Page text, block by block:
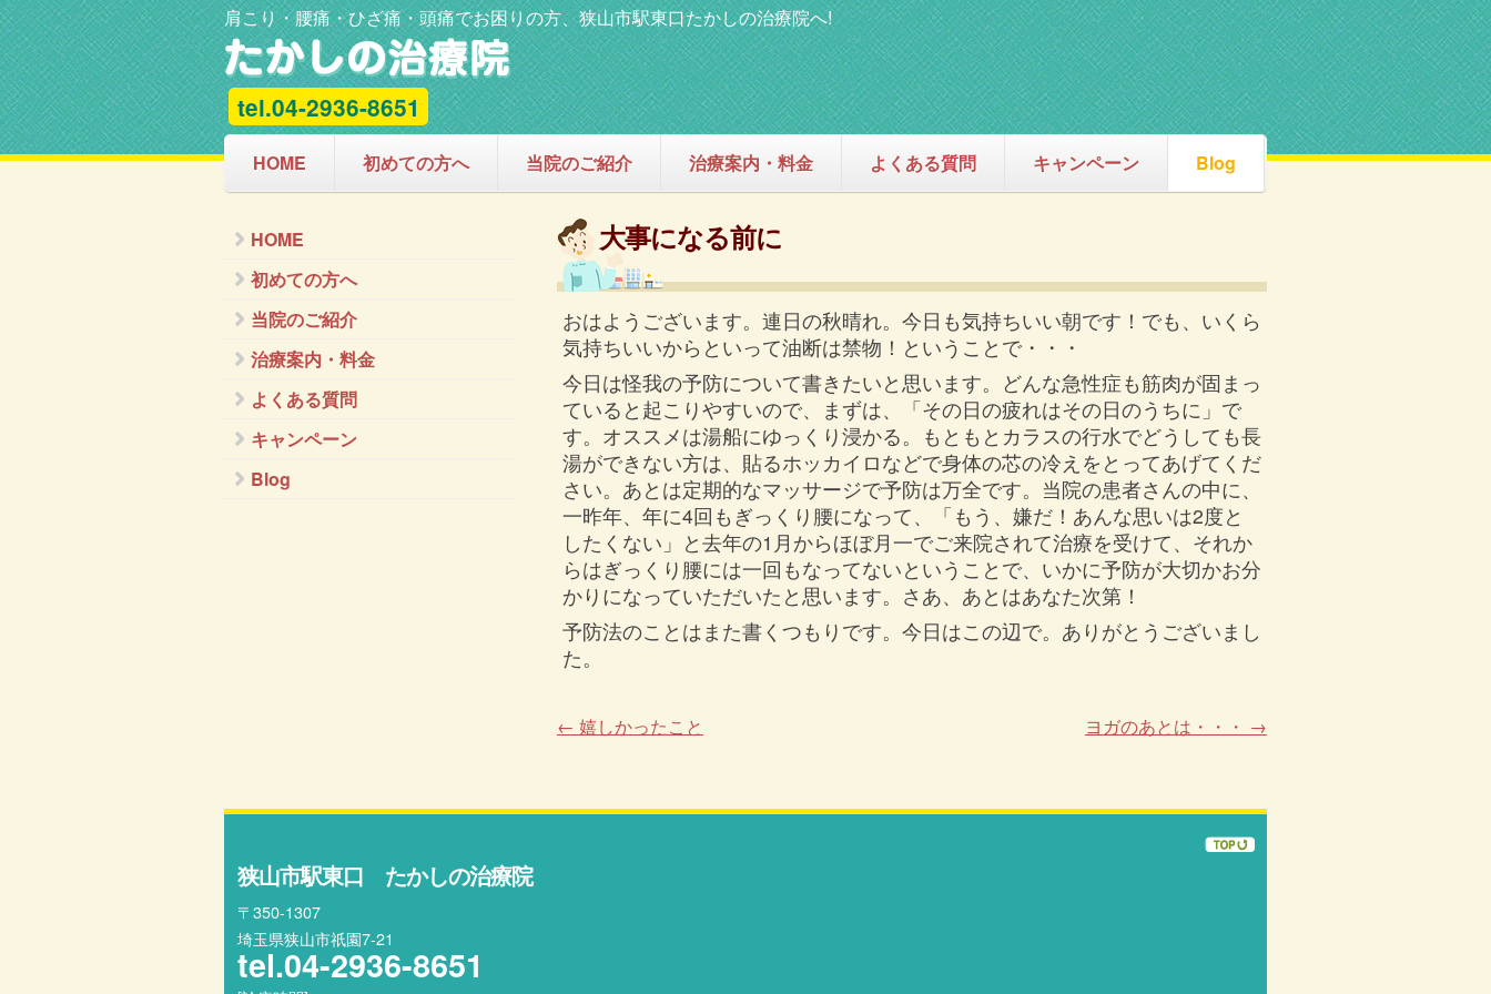
肩こり・腰痛・ひざ痛・頭痛でお困りの方、狭山市駅東口たかしの治療院へ!
tel.04-2936-8651
HOME 初めての方へ 当院のご紹介 治療案内・料金 よくある質問 キャンペーン Blog
大事になる前に
おはようございます。連日の秋晴れ。今日も気持ちいい朝です！でも、いくら
気持ちいいからといって油断は禁物！ということで・・・
今日は怪我の予防について書きたいと思います。どんな急性症も筋肉が固まっ
ていると起こりやすいので、まずは、「その日の疲れはその日のうちに」で
す。オススメは湯船にゆっくり浸かる。もともとカラスの行水でどうしても長
湯ができない方は、貼るホッカイロなどで身体の芯の冷えをとってあげてくだ
さい。あとは定期的なマッサージで予防は万全です。当院の患者さんの中に、
一昨年、年に4回もぎっくり腰になって、「もう、嫌だ！あんな思いは2度と
したくない」と去年の1月からほぼ月一でご来院されて治療を受けて、それか
らはぎっくり腰には一回もなってないということで、いかに予防が大切かお分
かりになっていただいたと思います。さあ、あとはあなた次第！
予防法のことはまた書くつもりです。今日はこの辺で。ありがとうございまし
た。
← 嬉しかったこと ヨガのあとは・・・ →
HOME
初めての方へ
当院のご紹介
治療案内・料金
よくある質問
キャンペーン
Blog
狭山市駅東口 たかしの治療院
〒350-1307
埼玉県狭山市祇園7-21
tel.04-2936-8651